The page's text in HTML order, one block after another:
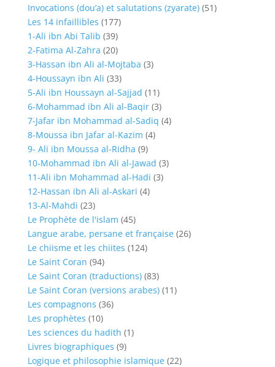
Invocations (dou’a) et salutations (zyarate) (51)
Les 14 infaillibles (177)
1-Ali ibn Abi Talib (39)
2-Fatima Al-Zahra (20)
3-Hassan ibn Ali al-Mojtaba (3)
4-Houssayn ibn Ali (33)
5-Ali ibn Houssayn al-Sajjad (11)
6-Mohammad ibn Ali al-Baqir (3)
7-Jafar ibn Mohammad al-Sadiq (4)
8-Moussa ibn Jafar al-Kazim (4)
9- Ali ibn Moussa al-Ridha (9)
10-Mohammad ibn Ali al-Jawad (3)
11-Ali ibn Mohammad al-Hadi (3)
12-Hassan ibn Ali al-Askari (4)
13-Al-Mahdi (23)
Le Prophète de l'islam (45)
Langue arabe, persane et française (26)
Le chiisme et les chiites (124)
Le Saint Coran (94)
Le Saint Coran (traductions) (83)
Le Saint Coran (versions arabes) (11)
Les compagnons (36)
Les prophètes (10)
Les sciences du hadith (1)
Livres biographiques (9)
Logique et philosophie islamique (22)